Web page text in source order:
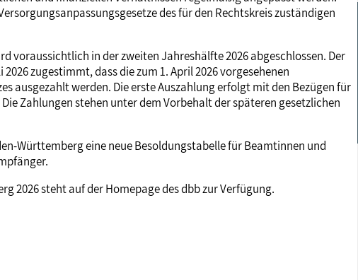
des für den Rechtskreis zuständigen
voraussichtlich in der zweiten Jahreshälfte 2026 abgeschlossen. Der
zugestimmt, dass die zum 1. April 2026 vorgesehenen
ausgezahlt werden. Die erste Auszahlung erfolgt mit den Bezügen für
Zahlungen stehen unter dem Vorbehalt der späteren gesetzlichen
Württemberg eine neue Besoldungstabelle für Beamtinnen und
2026 steht auf der Homepage des dbb zur Verfügung.